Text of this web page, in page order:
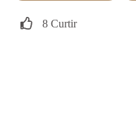
8 Curtir